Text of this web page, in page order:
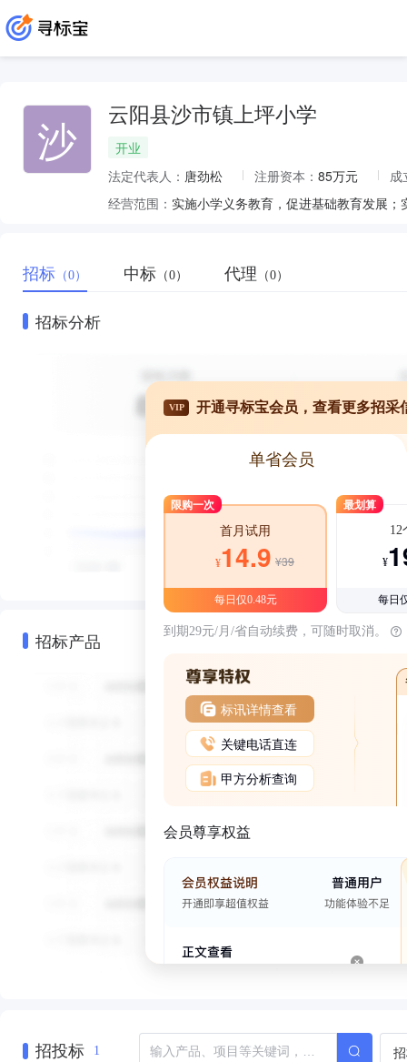
沙 云阳县沙市镇上坪小学
开业
法定代表人： 唐劲松 注册资本： 85万元
成
经营范围： 实施小学义务教育，促进基础教育发展
招标 （0） 中标 （0） 代理 （0）
招标分析
招标产品
VIP 开通寻标宝会员，查看更多招采
单省会员
限购一次
首月试用
¥14.9 ¥39
每日仅0.48元
最划算
12
¥
每日
到期29元/月/省自动续费，可随时取消。
标讯详情查看
关键电话直连
甲方分析查询
会员尊享权益
招投标 1